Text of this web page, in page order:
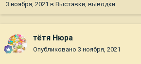
3 ноября, 2021 в Выставки, выводки
тётя Нюра
Опубликовано 3 ноября, 2021